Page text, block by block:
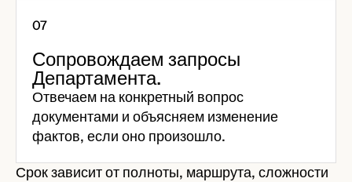
Сопровождаем запросы
Департамента.
Отвечаем на конкретный вопрос
документами и объясняем изменение
фактов, если оно произошло.
Срок зависит от полноты, маршрута, сложности